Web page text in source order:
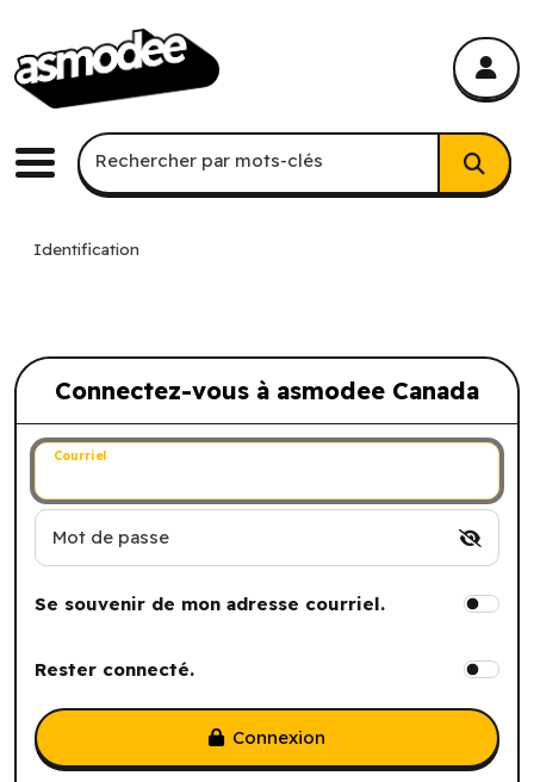
Menu
Recherche par mots-clés
Rechercher par mots-clés
Identification
Connectez-vous à asmodee Canada
Connectez-vous à asmodee Canada
Courriel
Mot de passe
Se souvenir de mon adresse courriel.
Rester connecté.
Connexion